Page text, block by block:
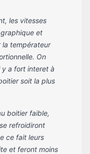
les vitesses
et
la températeur
On
a fort interet à
soit la plus
boitier faible,
refroidiront
ce fait leurs
et feront moins